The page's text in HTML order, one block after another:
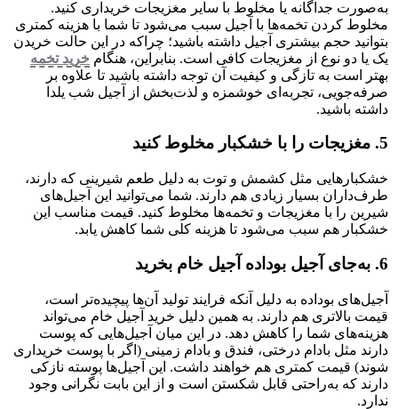
به‌صورت جداگانه یا مخلوط با سایر مغزیجات خریداری کنید.
مخلوط کردن تخمه‌ها با آجیل سبب می‌شود تا شما با هزینه کمتری
بتوانید حجم بیشتری آجیل داشته باشید؛ چراکه در این حالت خریدن
یک یا دو نوع از مغزیجات کافی است. بنابراین، هنگام خرید تخمه
بهتر است به تازگی و کیفیت آن توجه داشته باشید تا علاوه بر
صرفه‌جویی، تجربه‌ای خوشمزه و لذت‌بخش از آجیل شب یلدا
داشته باشید.
5. مغزیجات را با خشکبار مخلوط کنید
خشکبارهایی مثل کشمش و توت به دلیل طعم شیرینی که دارند،
طرف‌داران بسیار زیادی هم دارند. شما می‌توانید این آجیل‌های
شیرین را با مغزیجات و تخمه‌ها مخلوط کنید. قیمت مناسب این
خشکبار هم سبب می‌شود تا هزینه کلی شما کاهش یابد.
6. به‌جای آجیل بوداده آجیل خام بخرید
آجیل‌های بوداده به دلیل آنکه فرایند تولید آن‌ها پیچیده‌تر است،
قیمت بالاتری هم دارند. به همین دلیل خرید آجیل خام می‌تواند
هزینه‌های شما را کاهش دهد. در این میان آجیل‌هایی که پوست
دارند مثل بادام درختی، فندق و بادام زمینی (اگر با پوست خریداری
شوند) قیمت کمتری هم خواهند داشت. این آجیل‌ها پوسته نازکی
دارند که به‌راحتی قابل شکستن است و از این بابت نگرانی وجود
ندارد.